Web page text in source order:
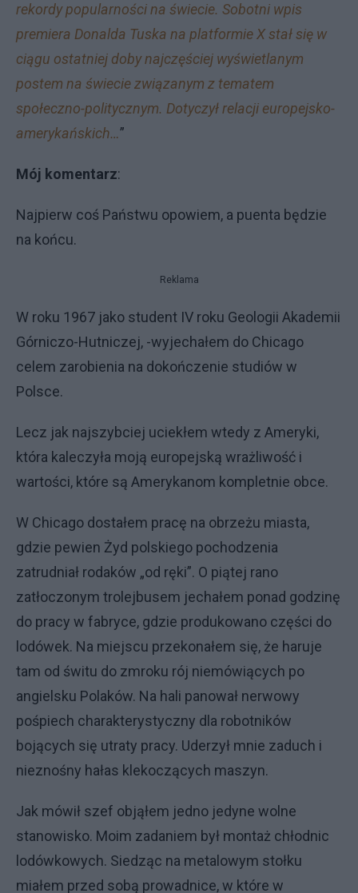
rekordy popularności na świecie. Sobotni wpis
premiera Donalda Tuska na platformie X stał się w
ciągu ostatniej doby najczęściej wyświetlanym
postem na świecie związanym z tematem
społeczno-politycznym. Dotyczył relacji europejsko-
amerykańskich…”
Mój komentarz:
Najpierw coś Państwu opowiem, a puenta będzie
na końcu.
Reklama
W roku 1967 jako student IV roku Geologii Akademii
Górniczo-Hutniczej, -wyjechałem do Chicago
celem zarobienia na dokończenie studiów w
Polsce.
Lecz jak najszybciej uciekłem wtedy z Ameryki,
która kaleczyła moją europejską wrażliwość i
wartości, które są Amerykanom kompletnie obce.
W Chicago dostałem pracę na obrzeżu miasta,
gdzie pewien Żyd polskiego pochodzenia
zatrudniał rodaków „od ręki”. O piątej rano
zatłoczonym trolejbusem jechałem ponad godzinę
do pracy w fabryce, gdzie produkowano części do
lodówek. Na miejscu przekonałem się, że haruje
tam od świtu do zmroku rój niemówiących po
angielsku Polaków. Na hali panował nerwowy
pośpiech charakterystyczny dla robotników
bojących się utraty pracy. Uderzył mnie zaduch i
nieznośny hałas klekoczących maszyn.
Jak mówił szef objąłem jedno jedyne wolne
stanowisko. Moim zadaniem był montaż chłodnic
lodówkowych. Siedząc na metalowym stołku
miałem przed sobą prowadnice, w które w